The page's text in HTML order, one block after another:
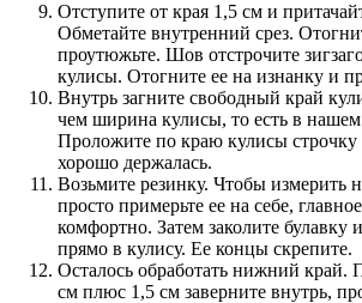
Отступите от края 1,5 см и
Обметайте внутренний срез.
проутюжьте. Шов отстрочите
кулисы. Отогните ее на изнанку и
Внутрь загните свободный край
чем ширина кулисы, то есть в нашем
Проложите по краю кулисы
хорошо держалась.
Возьмите резинку. Чтобы измерить
просто примерьте ее на себе,
комфортно. Затем заколите булавку
прямо в кулису. Ее концы скрепите.
Осталось обработать нижний край.
см плюс 1,5 см заверните внутрь,